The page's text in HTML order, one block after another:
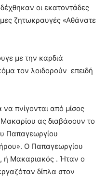
οι εκατοντάδες
ζητωκραυγές «Αθάνατε
με την καρδιά
τον λοιδορούν επειδή
πνίγονται από μίσος
ας διαβάσουν το
Παπαγεωργίου
Ο Παπαγεωργίου
ή Μακαριακός . Ήταν ο
δίπλα στον